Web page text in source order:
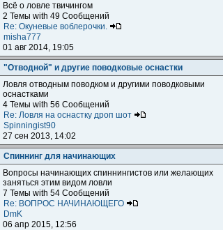
Всё о ловле твичингом
2 Темы with 49 Сообщений
Re: Окуневые воблерочки.
misha777
01 авг 2014, 19:05
"Отводной" и другие поводковые оснастки
Ловля отводным поводком и другими поводковыми
оснастками
4 Темы with 56 Сообщений
Re: Ловля на оснастку дроп шот
Spinningist90
27 сен 2013, 14:02
Спиннинг для начинающих
Вопросы начинающих спиннингистов или желающих
заняться этим видом ловли
7 Темы with 54 Сообщений
Re: ВОПРОС НАЧИНАЮЩЕГО
DmK
06 апр 2015, 12:56